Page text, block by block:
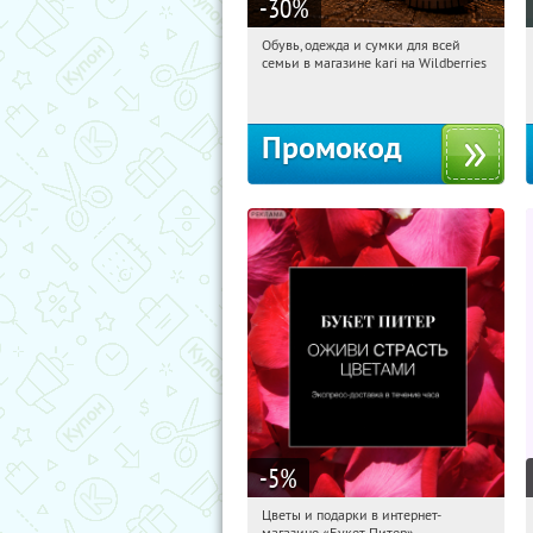
-30%
10:47:09 Получили:
Обувь, одежда и сумки для всей
семьи в магазине kari на Wildberries
Промокод
-5%
10:47:09 Получи первым!
Цветы и подарки в интернет-